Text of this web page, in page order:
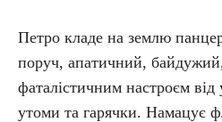
Петро кладе на землю
поруч, апатичний,
фаталістичним настроєм від
утоми та гарячки. Намацує